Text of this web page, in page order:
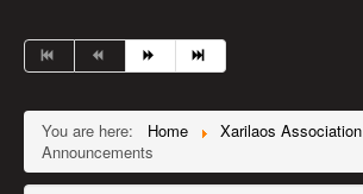
You are here: Home
Xarilaos Association
Announcements